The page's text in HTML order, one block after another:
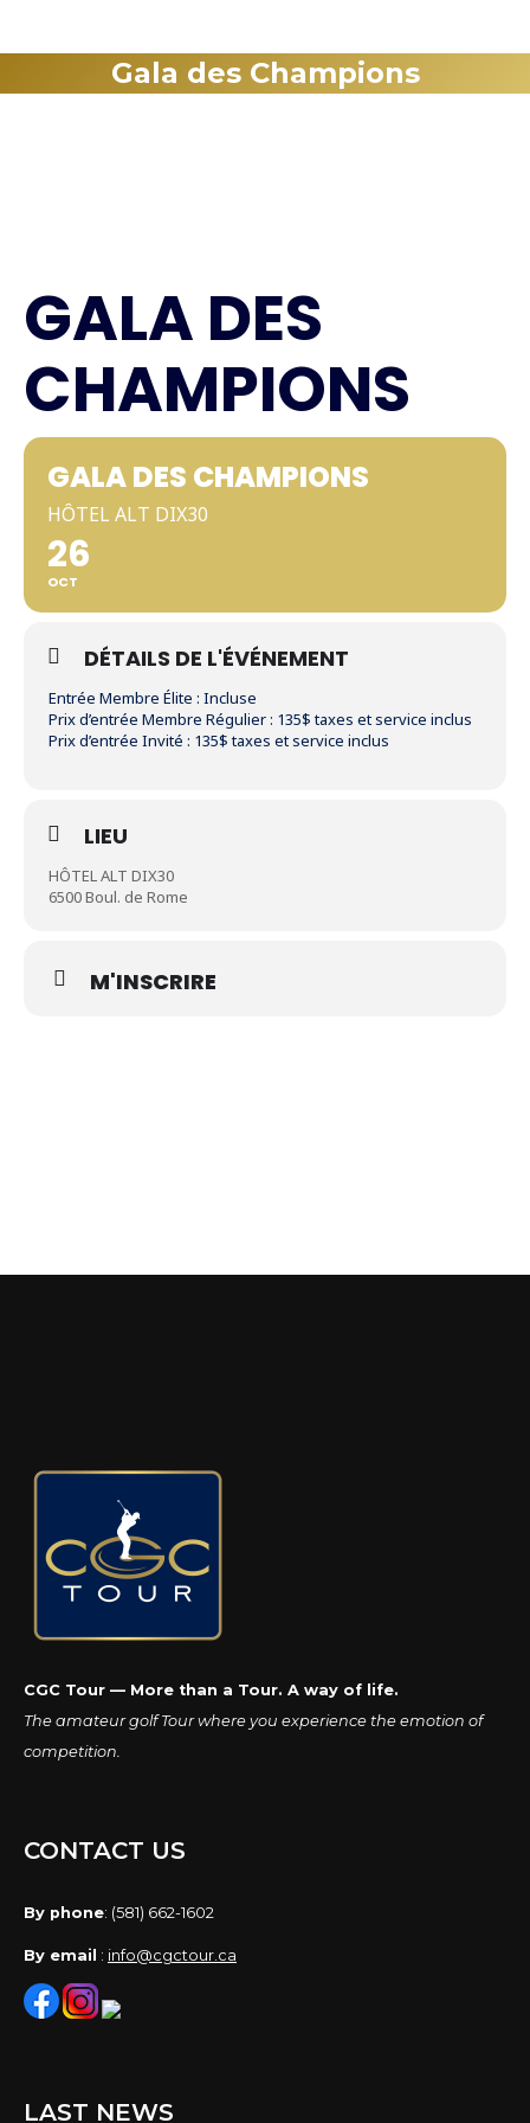
Gala des Champions
GALA DES
CHAMPIONS
GALA DES CHAMPIONS
HÔTEL ALT DIX30
26
OCT
DÉTAILS DE L'ÉVÉNEMENT
Entrée Membre Élite : Incluse
Prix d’entrée Membre Régulier : 135$ taxes et service inclus
Prix d’entrée Invité : 135$ taxes et service inclus
LIEU
HÔTEL ALT DIX30
6500 Boul. de Rome
M'INSCRIRE
CGC Tour — More than a Tour. A way of life.
The amateur golf Tour where you experience the emotion of
competition.
CONTACT US
By phone: (581) 662-1602
By email : info@cgctour.ca
LAST NEWS